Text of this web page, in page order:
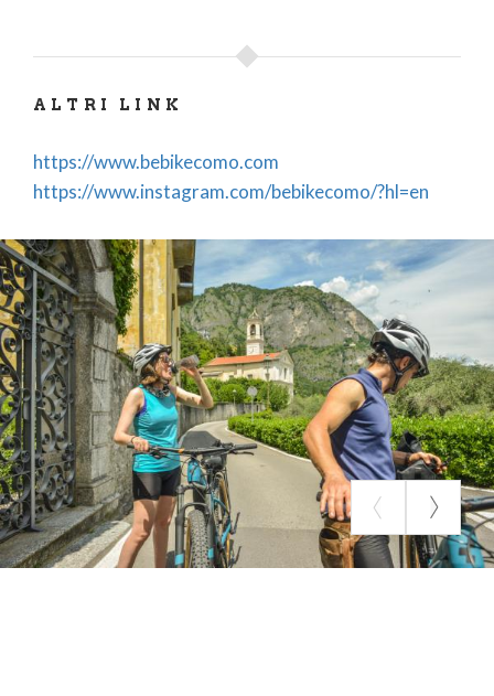
ALTRI LINK
https://www.bebikecomo.com
https://www.instagram.com/bebikecomo/?hl=en